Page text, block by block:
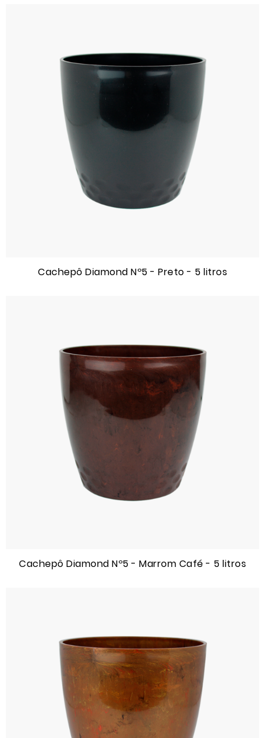
Cachepô Diamond Nº5 - Preto - 5 litros
Cachepô Diamond Nº5 - Marrom Café - 5 litros